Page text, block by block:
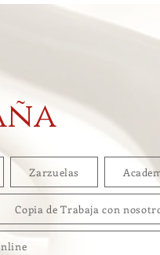
Zarzuelas
Copia de Trabaja con